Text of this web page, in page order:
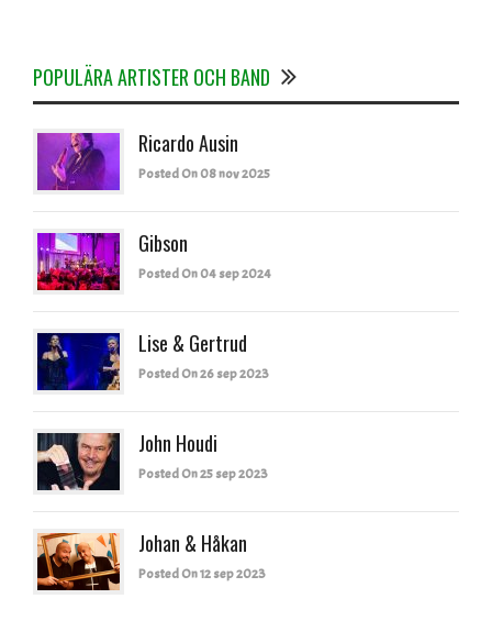
POPULÄRA ARTISTER OCH BAND
Ricardo Ausin
Posted On 08 nov 2025
Gibson
Posted On 04 sep 2024
Lise & Gertrud
Posted On 26 sep 2023
John Houdi
Posted On 25 sep 2023
Johan & Håkan
Posted On 12 sep 2023